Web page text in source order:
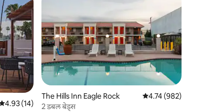
पैकी 4.93 सरासरी रेटिंग, 14 रिव्ह्यूज
4.93 (14)
The Hills Inn Eagle Rock 5 पैकी 4.74 सरासरी रेटिंग,
4.74 (982)
2 डबल बेड्स